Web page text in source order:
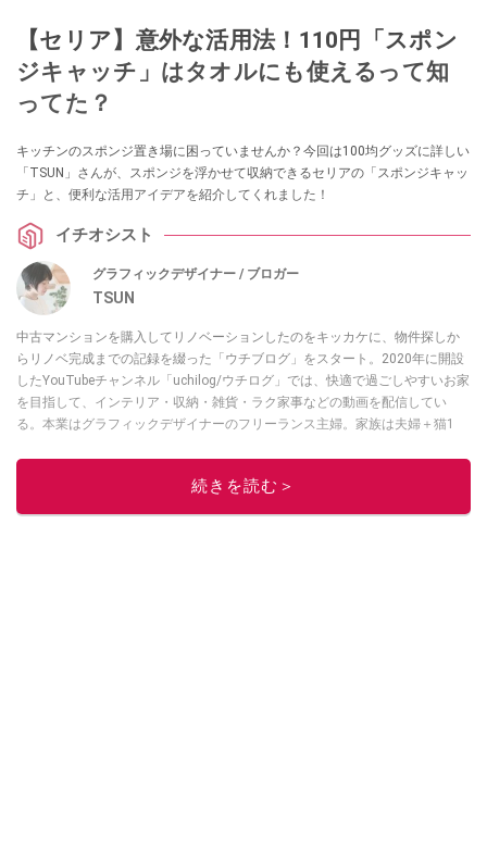
【セリア】意外な活用法！110円「スポン
ジキャッチ」はタオルにも使えるって知
ってた？
キッチンのスポンジ置き場に困っていませんか？今回は100均グッズに詳しい
「TSUN」さんが、スポンジを浮かせて収納できるセリアの「スポンジキャッ
チ」と、便利な活用アイデアを紹介してくれました！
イチオシスト
グラフィックデザイナー / ブロガー
TSUN
中古マンションを購入してリノベーションしたのをキッカケに、物件探しか
らリノベ完成までの記録を綴った「ウチブログ」をスタート。2020年に開設
したYouTubeチャンネル「uchilog/ウチログ」では、快適で過ごしやすいお家
を目指して、インテリア・収納・雑貨・ラク家事などの動画を配信してい
る。本業はグラフィックデザイナーのフリーランス主婦。家族は夫婦＋猫1
ノベ人気事例1位
続きを読む＞